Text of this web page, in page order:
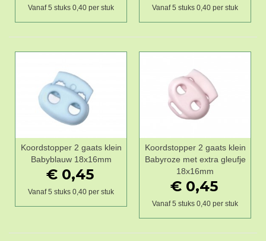
Vanaf 5 stuks 0,40 per stuk Vanaf 5 stuks 0,40 per stuk
Koordstopper 2 gaats klein
Babyblauw 18x16mm
€ 0,45
Vanaf 5 stuks 0,40 per stuk
Koordstopper 2 gaats klein
Babyroze met extra gleufje
18x16mm
€ 0,45
Vanaf 5 stuks 0,40 per stuk